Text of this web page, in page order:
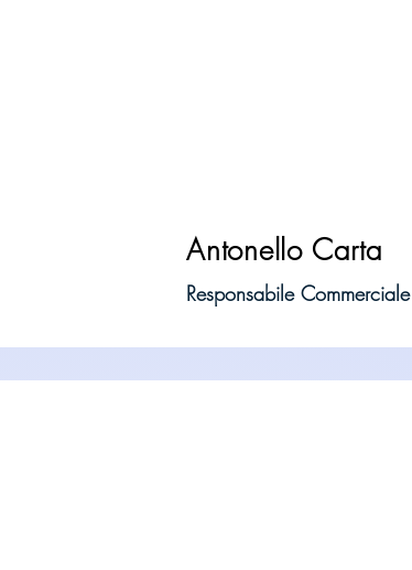
Antonello Carta
Responsabile Commerciale